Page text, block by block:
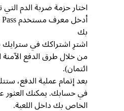
اختار حزمة ضربة الدم التي ترغب
اشترِ اشتراكك في سترايك باس
من خلال طرق الدفع الآمنة
ائتمان).
بعد إتمام عملية الدفع، ستتلقى
في حسابك. يمكنك العثور عليها
الخاص بك داخل اللعبة.